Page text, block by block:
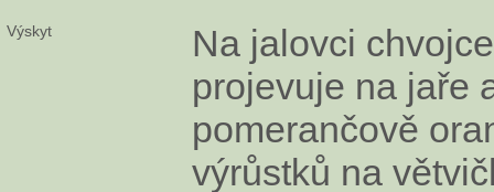
Výskyt
Na jalovci
projevuje na jaře
pomerančově
výrůstků na